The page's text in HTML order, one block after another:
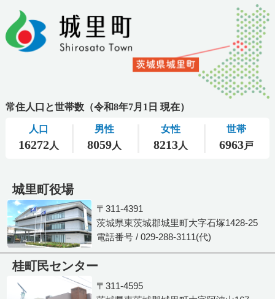
城里町役場
〒311-4391
茨城県東茨城郡城里町大字石塚1428-25
電話番号 / 029-288-3111(代)
桂町民センター
〒311-4595